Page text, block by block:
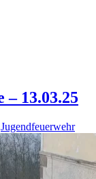
13.03.25
Jugendfeuerwehr